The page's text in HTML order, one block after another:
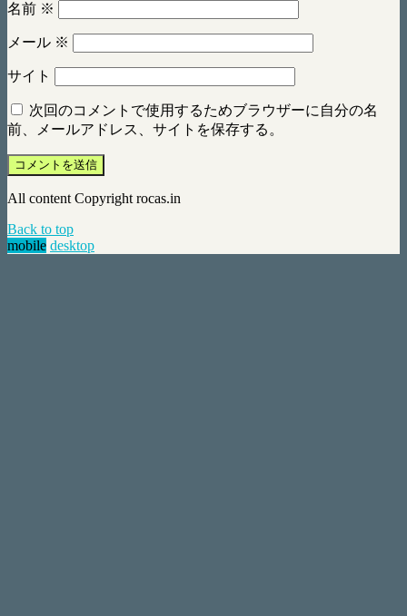
名前 ※
メール ※
サイト
次回のコメントで使用するためブラウザーに自分の名
前、メールアドレス、サイトを保存する。
All content Copyright rocas.in
Back to top
mobile desktop